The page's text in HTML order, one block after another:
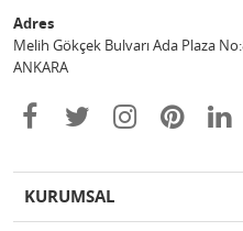
Adres
Melih Gökçek Bulvarı Ada Plaza
ANKARA
KURUMSAL